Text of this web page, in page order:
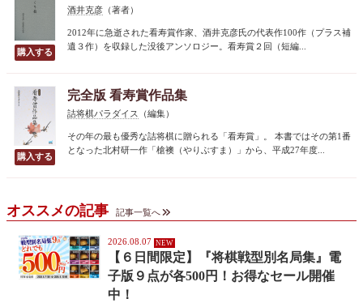
酒井克彦 （著者）
2012年に急逝された看寿賞作家、酒井克彦氏の代表作100作（プラス補
遺３作）を収録した没後アンソロジー。看寿賞２回（短編...
完全版 看寿賞作品集
詰将棋パラダイス （編集）
その年の最も優秀な詰将棋に贈られる「看寿賞」。 本書ではその第1番
となった北村研一作「槍襖（やりぶすま）」から、平成27年度...
オススメの記事 記事一覧へ
2026.08.07
【６日間限定】『将棋戦型別名局集』電
子版９点が各500円！お得なセール開催
中！